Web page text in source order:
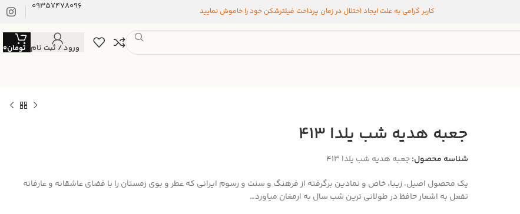
کاربر گرامی به علت ایجاد اختلال در زمان پرداخت فیلترشکن خود را خاموش نمایید 09357478096
ورود / ثبت نام تومان0
جعبه هدیه شب یلدا ۴۱۳
شناسه محصول:جعبه هدیه شب یلدا ۴۱۳
یک محصول اصیل، زیبا، خاص و نمادین برگرفته از فرهنگ و سنت و رسوم ایرانی که عطر و بوی زمستان را با فضای عاشقانه و عارفانه
تفعل به اشعار حافظ در طولانی ترین شب سال به ارمغان میاورد…